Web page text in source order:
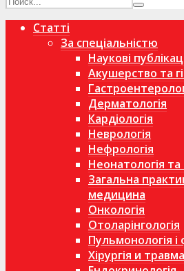
Статті
За спеціальністю
Наукові
Акушерство та
Дерматологія
Кардіологія
Неврологія
Нефрологія
Неонатологія та
Загальна
медицина
Онкологія
Отоларінгологія
Пульмонологія і
Хірургія и